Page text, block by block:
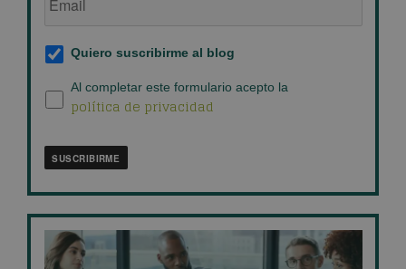
Suscripción
al
blog
*
Quiero suscribirme al blog
Política
de
Al completar este formulario acepto la
política de privacidad
SUSCRIBIRME